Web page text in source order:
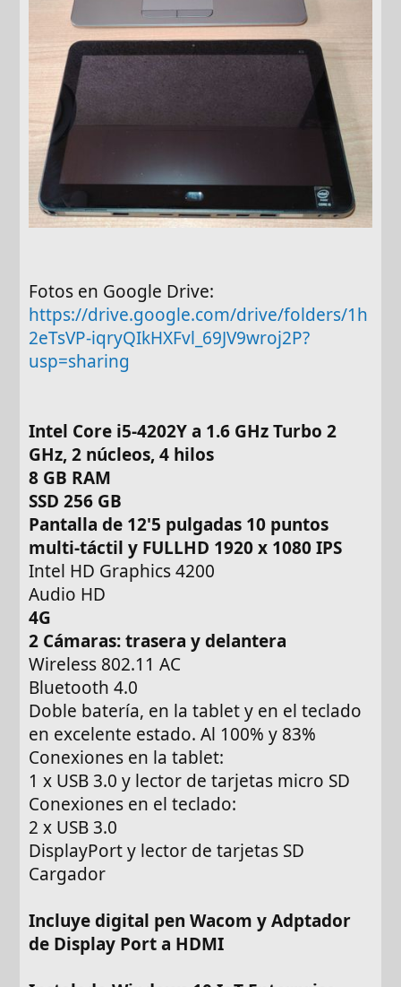
Fotos en Google Drive:
https://drive.google.com/drive/folders/1h
2eTsVP-iqryQIkHXFvl_69JV9wroj2P?
usp=sharing
Intel Core i5-4202Y a 1.6 GHz Turbo 2
GHz, 2 núcleos, 4 hilos
8 GB RAM
SSD 256 GB
Pantalla de 12'5 pulgadas 10 puntos
multi-táctil y FULLHD 1920 x 1080 IPS
Intel HD Graphics 4200
Audio HD
4G
2 Cámaras: trasera y delantera
Wireless 802.11 AC
Bluetooth 4.0
Doble batería, en la tablet y en el teclado
en excelente estado. Al 100% y 83%
Conexiones en la tablet:
1 x USB 3.0 y lector de tarjetas micro SD
Conexiones en el teclado:
2 x USB 3.0
DisplayPort y lector de tarjetas SD
Cargador
Incluye digital pen Wacom y Adptador
de Display Port a HDMI